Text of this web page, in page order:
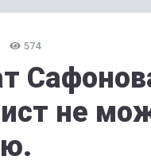
574
не